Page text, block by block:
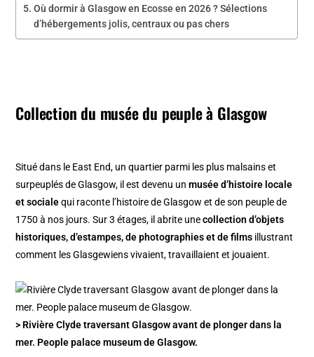
Où dormir à Glasgow en Ecosse en 2026 ? Sélections
d’hébergements jolis, centraux ou pas chers
Collection du musée du peuple à Glasgow
Situé dans le East End, un quartier parmi les plus malsains et
surpeuplés de Glasgow, il est devenu un musée d’histoire locale
et socialequi raconte l’histoire de Glasgow et de son peuple de
1750 à nos jours. Sur 3 étages, il abrite unecollection d’objets
historiques, d’estampes, de photographies et de films illustrant
comment les Glasgewiens vivaient, travaillaient et jouaient.
> Rivière Clyde traversant Glasgow avant de plonger dans la
mer. People palace museum de Glasgow.